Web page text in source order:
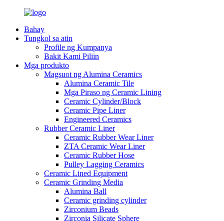
Bahay
Tungkol sa atin
Profile ng Kumpanya
Bakit Kami Piliin
Mga produkto
Magsuot ng Alumina Ceramics
Alumina Ceramic Tile
Mga Piraso ng Ceramic Lining
Ceramic Cylinder/Block
Ceramic Pipe Liner
Engineered Ceramics
Rubber Ceramic Liner
Ceramic Rubber Wear Liner
ZTA Ceramic Wear Liner
Ceramic Rubber Hose
Pulley Lagging Ceramics
Ceramic Lined Equipment
Ceramic Grinding Media
Alumina Ball
Ceramic grinding cylinder
Zirconium Beads
Zirconia Silicate Sphere